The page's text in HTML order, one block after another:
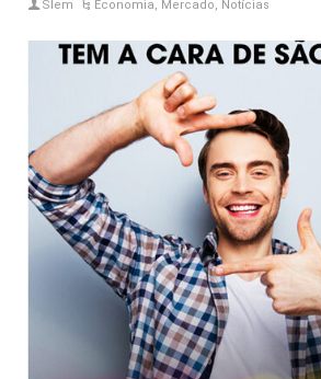
Slem Economia, Mercado, Notícias